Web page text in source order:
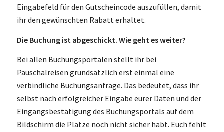
Eingabefeld für den Gutscheincode auszufüllen, damit
ihr den gewünschten Rabatt erhaltet.
Die Buchung ist abgeschickt. Wie geht es weiter?
Bei allen Buchungsportalen stellt ihr bei
Pauschalreisen grundsätzlich erst einmal eine
verbindliche Buchungsanfrage. Das bedeutet, dass ihr
selbst nach erfolgreicher Eingabe eurer Daten und der
Eingangsbestätigung des Buchungsportals auf dem
Bildschirm die Plätze noch nicht sicher habt. Euch fehlt